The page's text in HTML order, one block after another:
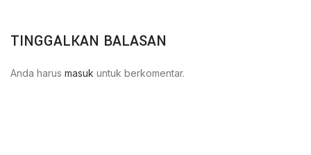
TINGGALKAN BALASAN
Anda harus masuk untuk berkomentar.